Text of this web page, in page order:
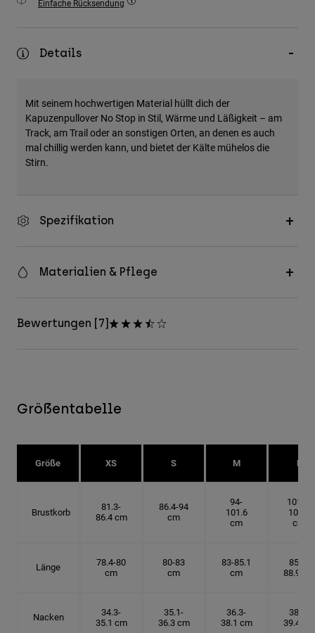
Zubehör
Taschen & Rucksäcke
Alle anzeigen
Einfache Rücksendung
Details
Mit seinem hochwertigen Material hüllt dich der
Kapuzenpullover No Stop in Stil, Wärme und Läßigkeit – am
Track, am Trail oder an sonstigen Orten, an denen es auch
mal chillig werden kann, und bietet der Kälte mühelos die
Stirn.
Spezifikation
Materialien & Pflege
Bewertungen [7]
Größentabelle
Größe XS S M L
Brustkorb
81.3-
86.4 cm
86.4-94
cm
94-
101.6
cm
101.6-
109.2
cm
Länge
78.4-80
cm
80-83
cm
83-85.1
cm
85.1-
88.9 cm
Nacken
34.3-
35.1 cm
35.1-
36.3 cm
36.3-
38.1 cm
38.1-
39.4 cm